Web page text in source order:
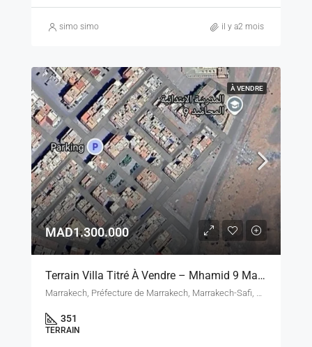
simo simo il y a2 mois
À VENDRE
MAD1.300.000
Terrain Villa Titré À Vendre – Mhamid 9 Marrakech – 351 M² – 3 Façades
351
TERRAIN